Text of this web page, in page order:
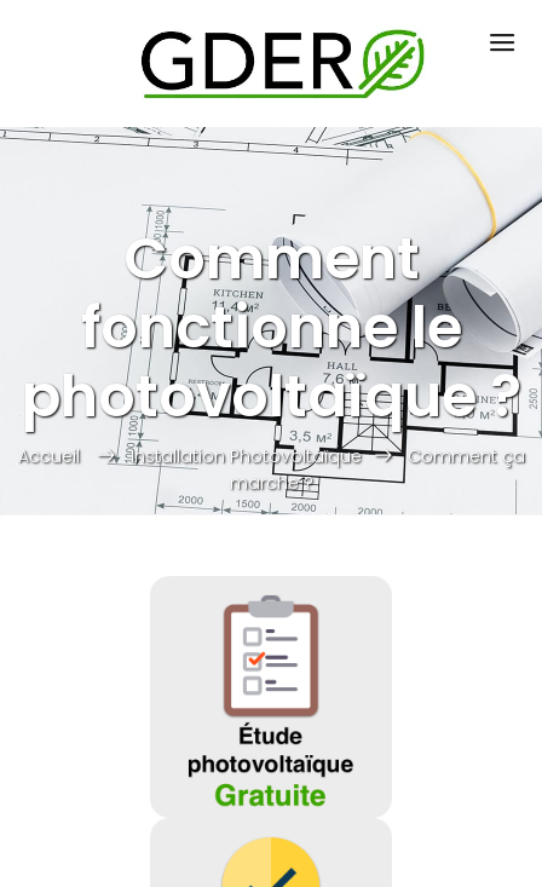
Comment
fonctionne le
photovoltaïque ?
Accueil Installation Photovoltaïque
Comment ça
marche ?